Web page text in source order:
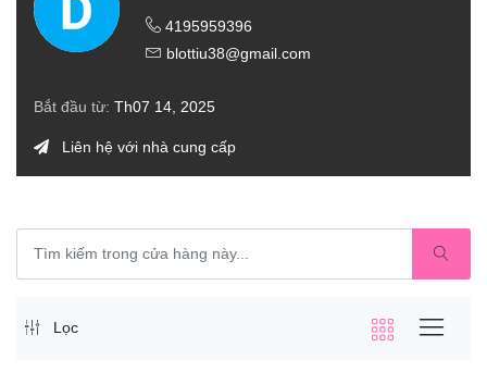
4195959396
blottiu38@gmail.com
Bắt đầu từ: Th07 14, 2025
Liên hệ với nhà cung cấp
Lọc